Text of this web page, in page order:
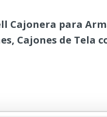
Cajonera para
Cajones de Tela